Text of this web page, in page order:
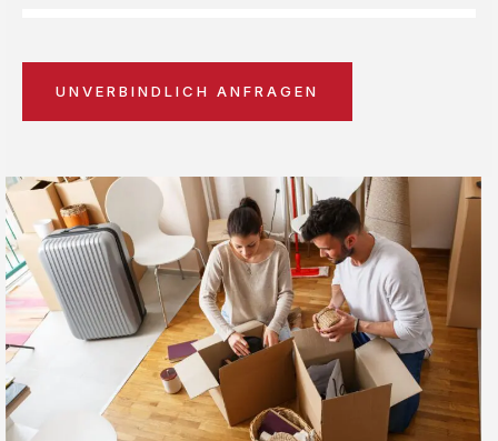
UNVERBINDLICH ANFRAGEN